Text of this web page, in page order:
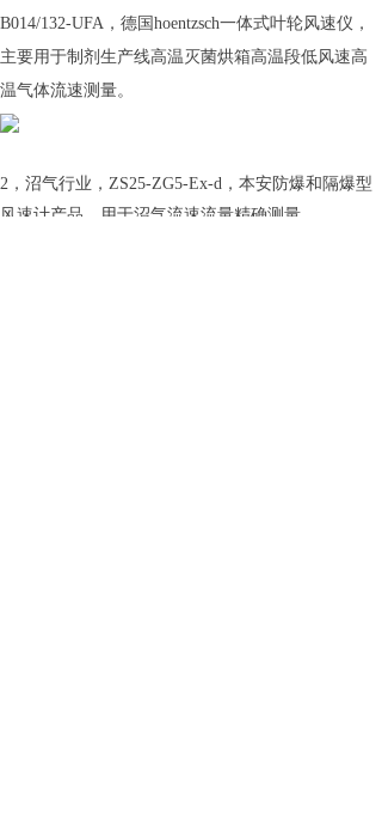
B014/132-UFA，德国hoentzsch一体式叶轮风速仪，
主要用于制剂生产线高温灭菌烘箱高温段低风速高
温气体流速测量。
2，沼气行业，ZS25-ZG5-Ex-d，本安防爆和隔爆型
风速计产品，用于沼气流速流量精确测量。